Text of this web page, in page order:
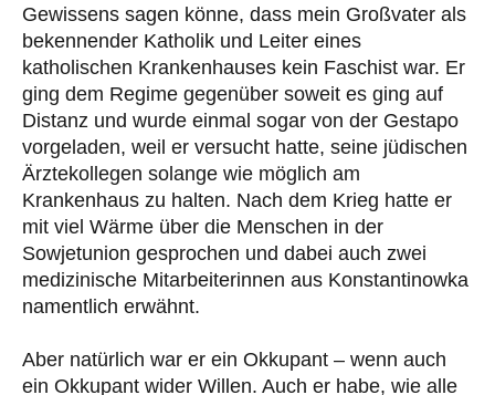
Gewissens sagen könne, dass mein Großvater als
bekennender Katholik und Leiter eines
katholischen Krankenhauses kein Faschist war. Er
ging dem Regime gegenüber soweit es ging auf
Distanz und wurde einmal sogar von der Gestapo
vorgeladen, weil er versucht hatte, seine jüdischen
Ärztekollegen solange wie möglich am
Krankenhaus zu halten. Nach dem Krieg hatte er
mit viel Wärme über die Menschen in der
Sowjetunion gesprochen und dabei auch zwei
medizinische Mitarbeiterinnen aus Konstantinowka
namentlich erwähnt.
Aber natürlich war er ein Okkupant – wenn auch
ein Okkupant wider Willen. Auch er habe, wie alle